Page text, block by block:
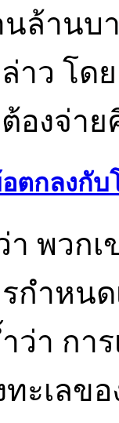
นล้าน
าว โด
องจ่า
ตกลงกับ
า พวก
กำหน
า กา
ะเลขอ